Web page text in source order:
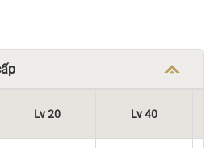
Lv 20 Lv 40